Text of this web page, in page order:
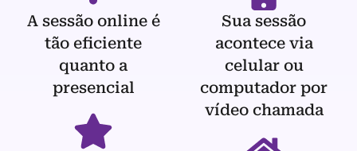
A sessão online é
tão eficiente
quanto a
presencial
Sua sessão
acontece via
celular ou
computador por
vídeo chamada